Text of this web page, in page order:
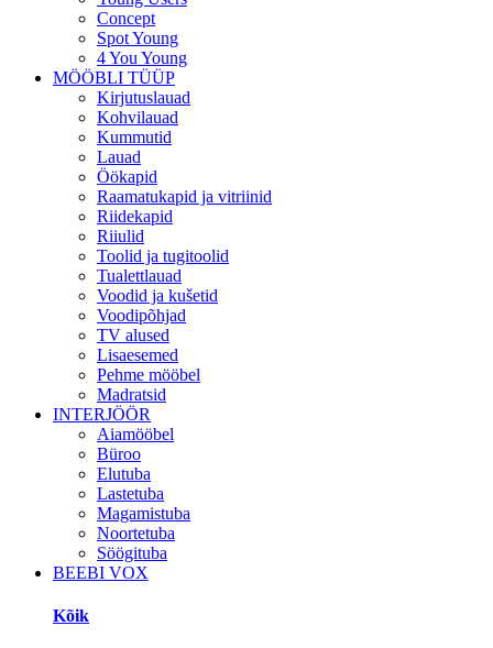
Concept
Spot Young
4 You Young
MÖÖBLI TÜÜP
Kirjutuslauad
Kohvilauad
Kummutid
Lauad
Öökapid
Raamatukapid ja vitriinid
Riidekapid
Riiulid
Toolid ja tugitoolid
Tualettlauad
Voodid ja kušetid
Voodipõhjad
TV alused
Lisaesemed
Pehme mööbel
Madratsid
INTERJÖÖR
Aiamööbel
Büroo
Elutuba
Lastetuba
Magamistuba
Noortetuba
Söögituba
BEEBI VOX
Kõik